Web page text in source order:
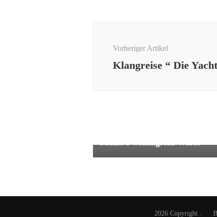
Vorheriger Artikel
Klangreise “ Die
Meine 3 wichtigsten Werte
2026 Copyright .